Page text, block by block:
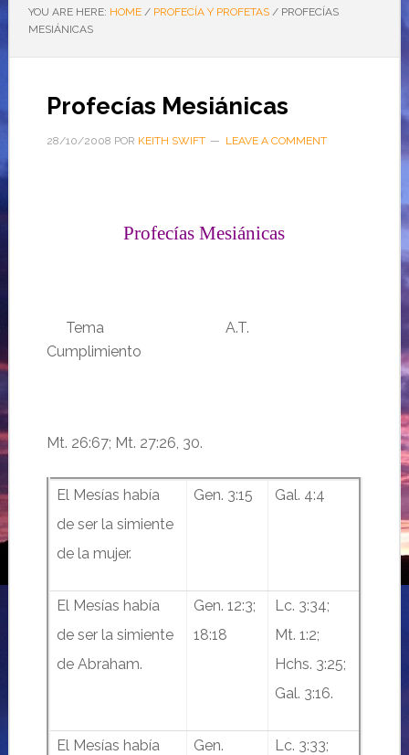
YOU ARE HERE: HOME / PROFECÍA Y PROFETAS /PROFECÍAS
MESIÁNICAS
Profecías Mesiánicas
28/10/2008 POR KEITH SWIFT LEAVE A COMMENT
Profecías Mesiánicas
Tema A.T.
Cumplimiento
Mt. 26:67; Mt. 27:26, 30.
El Mesías había
de ser la simiente
de la mujer.
Gen. 3:15 Gal. 4:4
El Mesías había
de ser la simiente
de Abraham.
Gen. 12:3;
18:18
Lc. 3:34;
Mt. 1:2;
Hchs. 3:25;
Gal. 3:16.
El Mesías había
Gen.
Lc. 3:33;